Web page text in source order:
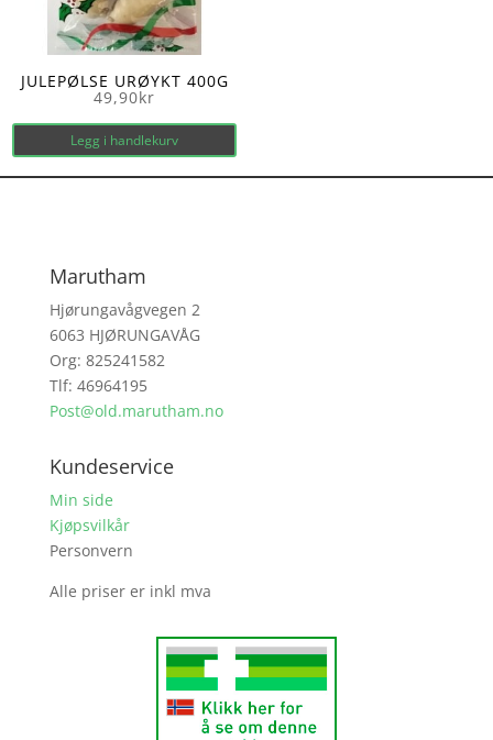
JULEPØLSE URØYKT 400G
49,90kr
Legg i handlekurv
Marutham
Hjørungavågvegen 2
6063 HJØRUNGAVÅG
Org: 825241582
Tlf: 46964195
Post@old.marutham.no
Kundeservice
Min side
Kjøpsvilkår
Personvern
Alle priser er inkl mva